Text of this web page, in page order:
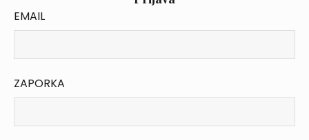
EMAIL
ZAPORKA